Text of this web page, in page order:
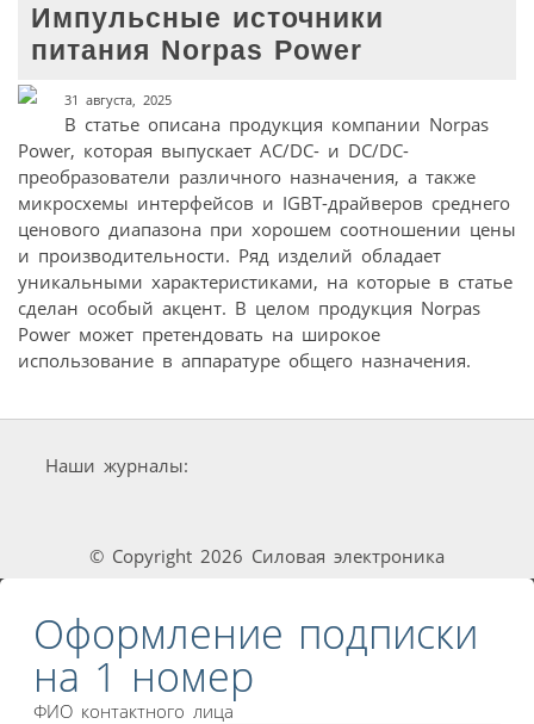
Импульсные источники
питания Norpas Power
31 августа, 2025
В статье описана продукция компании Norpas
Power, которая выпускает AC/DC- и DC/DC-
преобразователи различного назначения, а также
микросхемы интерфейсов и IGBT-драйверов среднего
ценового диапазона при хорошем соотношении цены
и производительности. Ряд изделий обладает
уникальными характеристиками, на которые в статье
сделан особый акцент. В целом продукция Norpas
Power может претендовать на широкое
использование в аппаратуре общего назначения.
Наши журналы:
© Copyright 2026 Силовая электроника
Оформление подписки
на 1 номер
ФИО контактного лица